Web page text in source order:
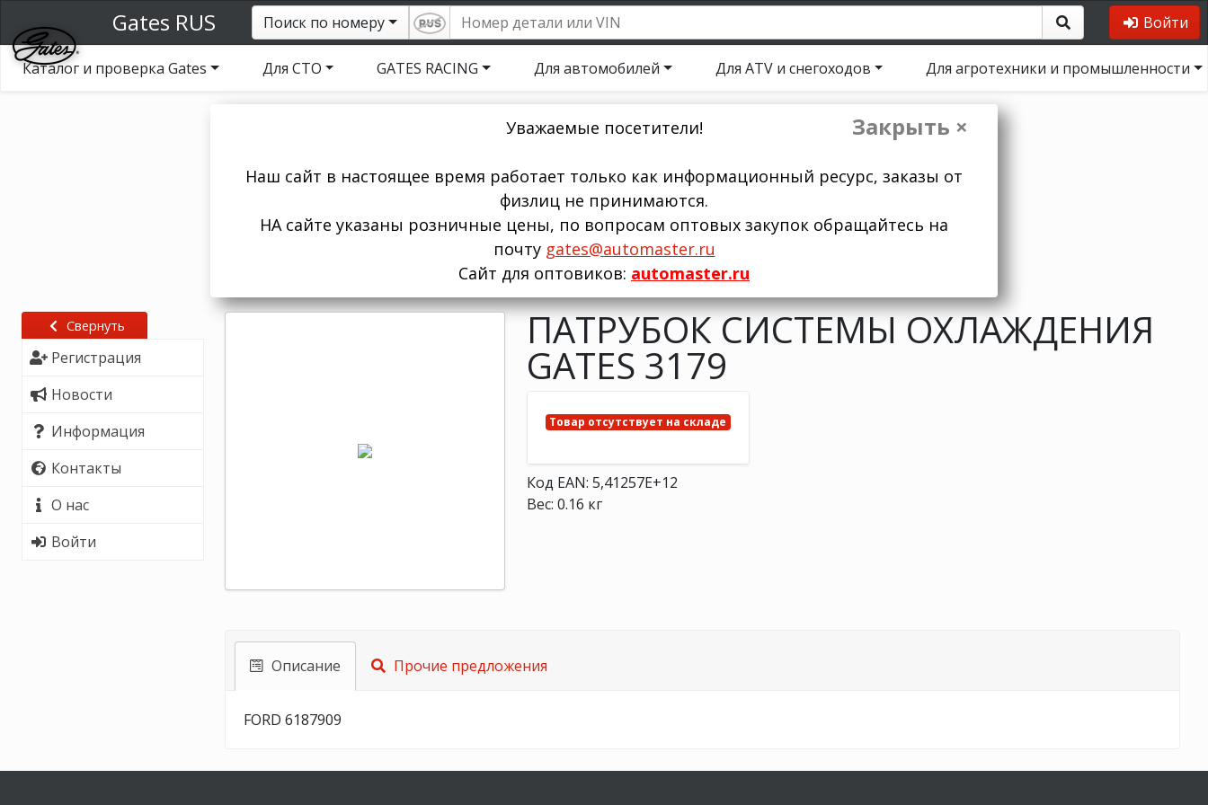
Gates RUS Поиск по номеру Войти
Каталог и проверка Gates Для СТО GATES RACING Для автомобилей Для ATV и снегоходов Для агротехники и промышленности
Закрыть ×
Уважаемые посетители!
Наш сайт в настоящее время работает только как информационный ресурс, заказы от
физлиц не принимаются.
НА сайте указаны розничные цены, по вопросам оптовых закупок обращайтесь на
почту gates@automaster.ru
Сайт для оптовиков: automaster.ru
Свернуть
Регистрация
Новости
Информация
Контакты
О нас
Войти
ПАТРУБОК СИСТЕМЫ ОХЛАЖДЕНИЯ
GATES 3179
Товар отсутствует на складе
Код EAN: 5,41257E+12
Вес: 0.16 кг
Описание Прочие предложения
FORD 6187909